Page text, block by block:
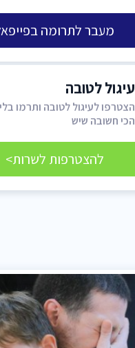
מעבר לתרומה
עיגול לטובה
הצטרפו לעיגול לטובה ותרמו
הכי חשובה שיש
להצטרפות לשרות>